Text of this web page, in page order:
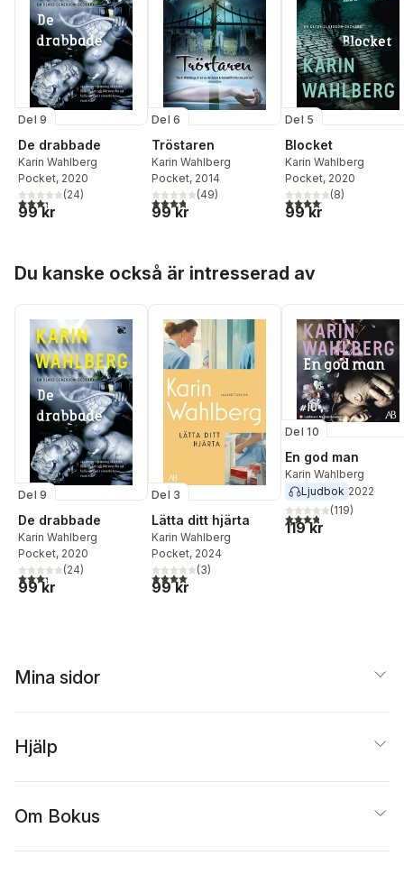
Del 9
De drabbade
Karin Wahlberg
Pocket, 2020
3,3utav 5 stjärnor. Totalt antal röster:
(24)
99 kr
Del 6
Tröstaren
Karin Wahlberg
Pocket, 2014
3,8utav 5 stjärnor. Totalt antal röster:
(49)
99 kr
Del 5
Blocket
Karin Wahlberg
Pocket, 2020
4,1utav 5 stjärnor.
(8)
99 kr
Du kanske också är intresserad av
Del 9
De drabbade
Karin Wahlberg
Pocket, 2020
3,3utav 5 stjärnor. Totalt antal röster:
(24)
99 kr
Del 3
Lätta ditt hjärta
Karin Wahlberg
Pocket, 2024
4,0utav 5 stjärnor. Totalt antal röster:
(3)
99 kr
Del 10
En god man
Karin Wahlberg
Ljudbok 2022
3,8utav 5 stjärnor.
(119)
119 kr
Mina sidor
Hjälp
Om Bokus